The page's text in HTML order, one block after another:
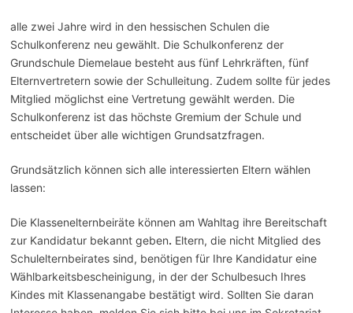
alle zwei Jahre wird in den hessischen Schulen die
Schulkonferenz neu gewählt. Die Schulkonferenz der
Grundschule Diemelaue besteht aus fünf Lehrkräften, fünf
Elternvertretern sowie der Schulleitung. Zudem sollte für jedes
Mitglied möglichst eine Vertretung gewählt werden. Die
Schulkonferenz ist das höchste Gremium der Schule und
entscheidet über alle wichtigen Grundsatzfragen.
Grundsätzlich können sich alle interessierten Eltern wählen
lassen:
Die Klassenelternbeiräte können am Wahltag ihre Bereitschaft
zur Kandidatur bekannt geben. Eltern, die nicht Mitglied des
Schulelternbeirates sind, benötigen für Ihre Kandidatur eine
Wählbarkeitsbescheinigung, in der der Schulbesuch Ihres
Kindes mit Klassenangabe bestätigt wird. Sollten Sie daran